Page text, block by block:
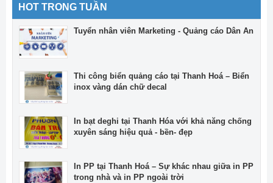
HOT TRONG TUẦN
Tuyển nhân viên Marketing - Quảng cáo Dân An
Thi công biển quảng cáo tại Thanh Hoá – Biển
inox vàng dán chữ decal
In bạt deghi tại Thanh Hóa với khả năng chống
xuyên sáng hiệu quả - bền- đẹp
In PP tại Thanh Hoá – Sự khác nhau giữa in PP
trong nhà và in PP ngoài trời